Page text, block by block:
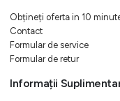
Obțineți oferta in 10
Contact
Formular de service
Formular de retur
Informații